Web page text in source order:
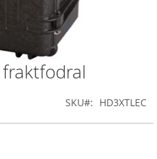
SKU HD3XTLEC